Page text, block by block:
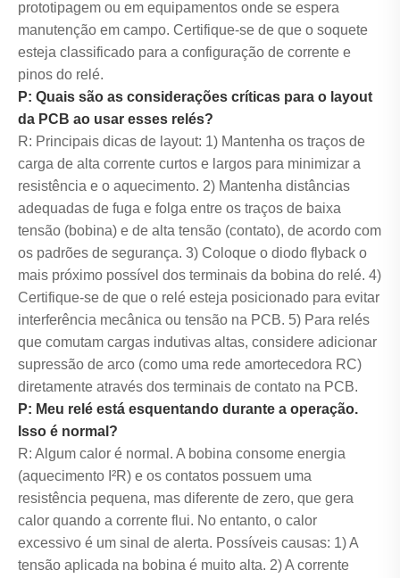
prototipagem ou em equipamentos onde se espera
manutenção em campo. Certifique-se de que o soquete
esteja classificado para a configuração de corrente e
pinos do relé.
P: Quais são as considerações críticas para o layout
da PCB ao usar esses relés?
R: Principais dicas de layout: 1) Mantenha os traços de
carga de alta corrente curtos e largos para minimizar a
resistência e o aquecimento. 2) Mantenha distâncias
adequadas de fuga e folga entre os traços de baixa
tensão (bobina) e de alta tensão (contato), de acordo com
os padrões de segurança. 3) Coloque o diodo flyback o
mais próximo possível dos terminais da bobina do relé. 4)
Certifique-se de que o relé esteja posicionado para evitar
interferência mecânica ou tensão na PCB. 5) Para relés
que comutam cargas indutivas altas, considere adicionar
supressão de arco (como uma rede amortecedora RC)
diretamente através dos terminais de contato na PCB.
P: Meu relé está esquentando durante a operação.
Isso é normal?
R: Algum calor é normal. A bobina consome energia
(aquecimento I²R) e os contatos possuem uma
resistência pequena, mas diferente de zero, que gera
calor quando a corrente flui. No entanto, o calor
excessivo é um sinal de alerta. Possíveis causas: 1) A
tensão aplicada na bobina é muito alta. 2) A corrente